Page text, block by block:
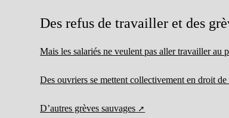
Des refus de travailler et des
Mais les salariés ne veulent pas aller travailler au
Des ouvriers se mettent collectivement en droit de
D’autres grèves sauvages